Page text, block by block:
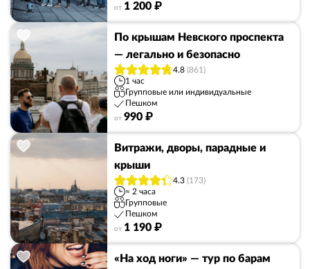
от 1 200 ₽
По крышам Невского проспекта
— легально и безопасно
4.8 (861)
1 час
Групповые или индивидуальные
Пешком
от 990 ₽
Витражи, дворы, парадные и
крыши
4.3 (173)
≈ 2 часа
Групповые
Пешком
от 1 190 ₽
«На ход ноги» — тур по барам